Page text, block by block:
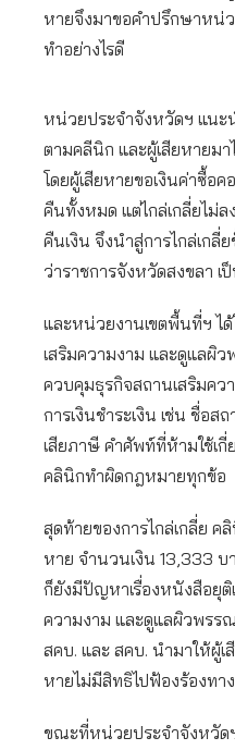
หายจึงมาขอคำปรึกษาหน่
ทำอย่างไรดี
หน่วยประจำจังหวัดฯ แนะน
ตามคลีนิก และผู้เสียหายมา
โดยผู้เสียหายขอเงินค่าซื้อ
คืนทั้งหมด แต่ไกล่เกลี่ยไม่
คืนเงิน จึงนำสู่การไกล่เกลี่
ว่าราชการจังหวัดสงขลา
และหน่วยงานเขตพื้นที่ฯ ไ
เสริมความงาม และดูแลผิ
ควบคุมธุรกิจสถานเสริมค
การเงินชำระเงิน เช่น ชื่อส
เสียภาษี คำศัพท์ที่ห้ามใช้เ
คลินิกทำผิดกฎหมายทุกข้อ
สุดท้ายของการไกล่เกลี่ย ค
หาย จำนวนเงิน 13,333
ก็ยังมีปัญหาเรื่องหนังสือยุติ
ความงาม และดูแลผิวพรร
สคบ. และ สคบ. นำมาให้ผู้เ
หายไม่มีสิทธิไปฟ้องร้องทา
ขณะที่หน่วยประจำจังหวัด